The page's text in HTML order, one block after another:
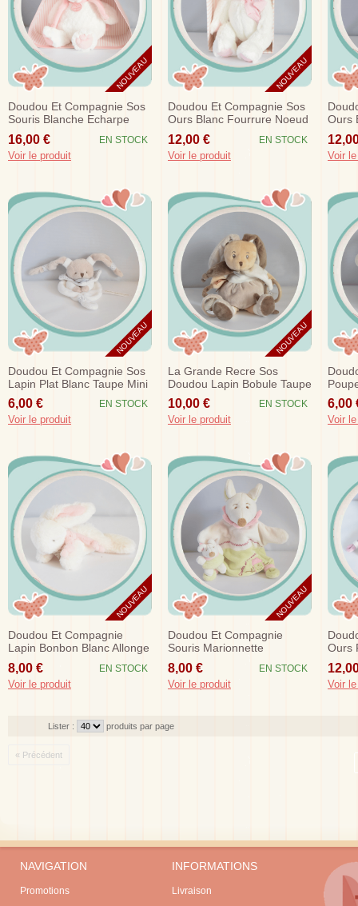
NOUVEAU
Doudou Et Compagnie Sos
Souris Blanche Echarpe
Rose
16,00 € EN STOCK
Voir le produit
NOUVEAU
Doudou Et Compagnie Sos
Ours Blanc Fourrure Noeud
Rose Mon Tout Petit
Dc2340
12,00 € EN STOCK
Voir le produit
Ours
Voir
NOUVEAU
Doudou Et Compagnie Sos
Lapin Plat Blanc Taupe Mini
6,00 € EN STOCK
Voir le produit
NOUVEAU
La Grande Recre Sos
Doudou Lapin Bobule Taupe
Marron Blanc Activités
Doudou...
10,00 € EN STOCK
Voir le produit
6,00
Voir
NOUVEAU
Doudou Et Compagnie
Lapin Bonbon Blanc Allonge
Rose Dc3375
8,00 € EN STOCK
Voir le produit
NOUVEAU
Doudou Et Compagnie
Souris Marionnette
Barbotine Blanche Verte
Avec Bebe
8,00 € EN STOCK
Voir le produit
Ours
Voir
Lister : produits par page
« Précédent
NAVIGATION
Promotions
INFORMATIONS
Livraison